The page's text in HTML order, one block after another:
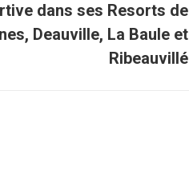
dans ses Resorts de
Deauville, La Baule et
Ribeauvillé